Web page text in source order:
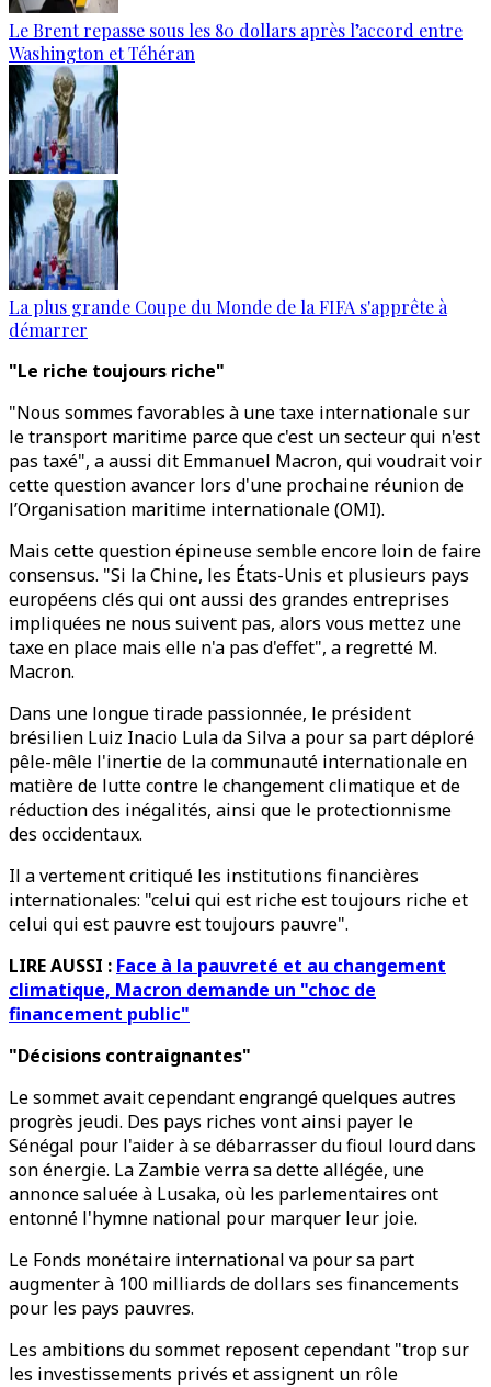
Le Brent repasse sous les 80 dollars après l’accord entre
Washington et Téhéran
La plus grande Coupe du Monde de la FIFA s'apprête à
démarrer
"Le riche toujours riche"
"Nous sommes favorables à une taxe internationale sur
le transport maritime parce que c'est un secteur qui n'est
pas taxé", a aussi dit Emmanuel Macron, qui voudrait voir
cette question avancer lors d'une prochaine réunion de
l’Organisation maritime internationale (OMI).
Mais cette question épineuse semble encore loin de faire
consensus. "Si la Chine, les États-Unis et plusieurs pays
européens clés qui ont aussi des grandes entreprises
impliquées ne nous suivent pas, alors vous mettez une
taxe en place mais elle n'a pas d'effet", a regretté M.
Macron.
Dans une longue tirade passionnée, le président
brésilien Luiz Inacio Lula da Silva a pour sa part déploré
pêle-mêle l'inertie de la communauté internationale en
matière de lutte contre le changement climatique et de
réduction des inégalités, ainsi que le protectionnisme
des occidentaux.
Il a vertement critiqué les institutions financières
internationales: "celui qui est riche est toujours riche et
celui qui est pauvre est toujours pauvre".
LIRE AUSSI : Face à la pauvreté et au changement
climatique, Macron demande un "choc de
financement public"
"Décisions contraignantes"
Le sommet avait cependant engrangé quelques autres
progrès jeudi. Des pays riches vont ainsi payer le
Sénégal pour l'aider à se débarrasser du fioul lourd dans
son énergie. La Zambie verra sa dette allégée, une
annonce saluée à Lusaka, où les parlementaires ont
entonné l'hymne national pour marquer leur joie.
Le Fonds monétaire international va pour sa part
augmenter à 100 milliards de dollars ses financements
pour les pays pauvres.
Les ambitions du sommet reposent cependant "trop sur
les investissements privés et assignent un rôle